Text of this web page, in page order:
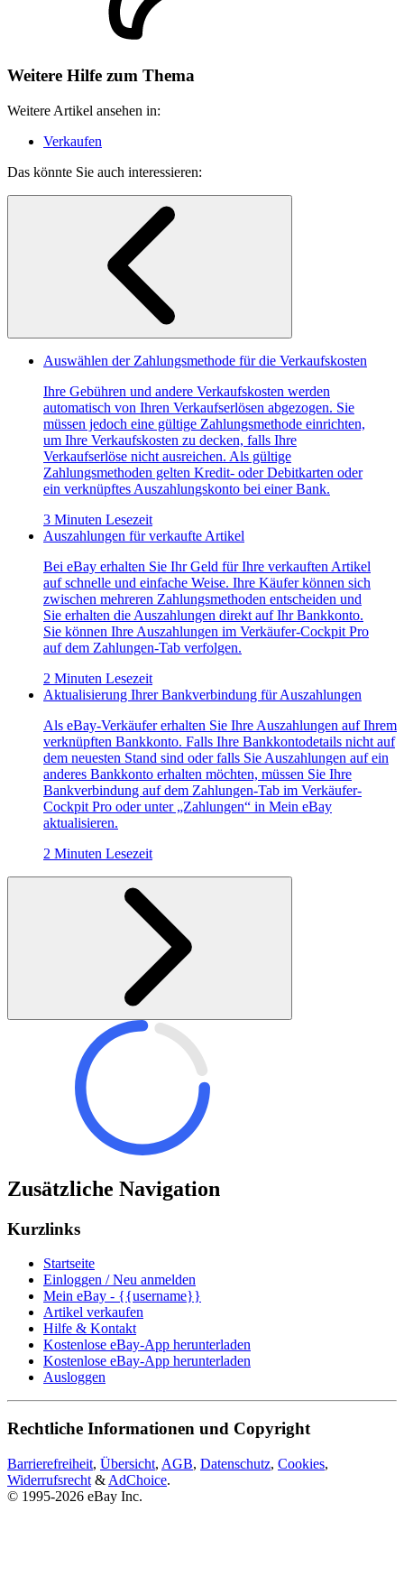
Weitere Hilfe zum Thema
Weitere Artikel ansehen in:
Verkaufen
Das könnte Sie auch interessieren:
Auswählen der Zahlungsmethode für die Verkaufskosten
Ihre Gebühren und andere Verkaufskosten werden
automatisch von Ihren Verkaufserlösen abgezogen. Sie
müssen jedoch eine gültige Zahlungsmethode einrichten,
um Ihre Verkaufskosten zu decken, falls Ihre
Verkaufserlöse nicht ausreichen. Als gültige
Zahlungsmethoden gelten Kredit- oder Debitkarten oder
ein verknüpftes Auszahlungskonto bei einer Bank.
3 Minuten Lesezeit
Auszahlungen für verkaufte Artikel
Bei eBay erhalten Sie Ihr Geld für Ihre verkauften Artikel
auf schnelle und einfache Weise. Ihre Käufer können sich
zwischen mehreren Zahlungsmethoden entscheiden und
Sie erhalten die Auszahlungen direkt auf Ihr Bankkonto.
Sie können Ihre Auszahlungen im Verkäufer-Cockpit Pro
auf dem Zahlungen-Tab verfolgen.
2 Minuten Lesezeit
Aktualisierung Ihrer Bankverbindung für Auszahlungen
Als eBay-Verkäufer erhalten Sie Ihre Auszahlungen auf Ihrem
verknüpften Bankkonto. Falls Ihre Bankkontodetails nicht auf
dem neuesten Stand sind oder falls Sie Auszahlungen auf ein
anderes Bankkonto erhalten möchten, müssen Sie Ihre
Bankverbindung auf dem Zahlungen-Tab im Verkäufer-
Cockpit Pro oder unter „Zahlungen“ in Mein eBay
aktualisieren.
2 Minuten Lesezeit
Zusätzliche Navigation
Kurzlinks
Startseite
Einloggen / Neu anmelden
Mein eBay - {{username}}
Artikel verkaufen
Hilfe & Kontakt
Kostenlose eBay-App herunterladen
Kostenlose eBay-App herunterladen
Ausloggen
Rechtliche Informationen und Copyright
Barrierefreiheit, Übersicht, AGB, Datenschutz, Cookies,
Widerrufsrecht & AdChoice.
© 1995-2026 eBay Inc.